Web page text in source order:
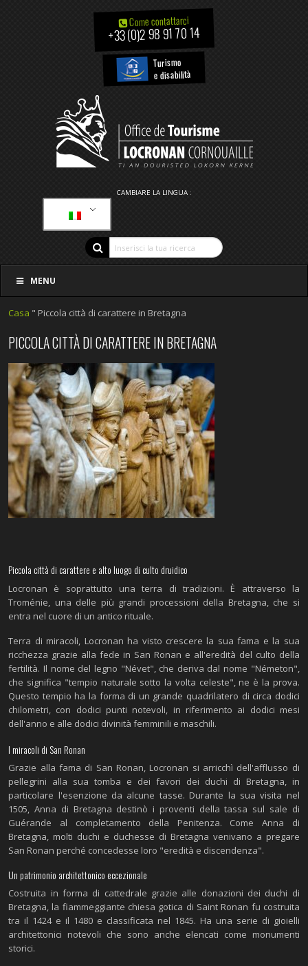
Come contattarci
+33 (0)2 98 91 70 14
Turismo
e disabilità
CAMBIARE LA LINGUA :
MENU
Casa " Piccola città di carattere in Bretagna
PICCOLA CITTÀ DI CARATTERE IN BRETAGNA
Piccola città di carattere e alto luogo di culto druidico
Locronan è soprattutto una terra di tradizioni. È attraverso la
Troménie, una delle più grandi processioni della Bretagna, che si
entra nel cuore di un antico rituale.
Terra di miracoli, Locronan ha visto crescere la sua fama e la sua
ricchezza grazie alla fede in San Ronan e all'eredità del culto della
fertilità. Il nome del legno "Névet", che deriva dal nome "Németon",
che significa "tempio naturale sotto la volta celeste", ne è la prova.
Questo tempio ha la forma di un grande quadrilatero di circa dodici
chilometri, con dodici punti notevoli, in riferimento ai dodici mesi
dell'anno e alle dodici divinità femminili e maschili.
I miracoli di San Ronan
Grazie alla fama di San Ronan, Locronan si arricchì dell'afflusso di
pellegrini alla sua tomba e dei favori dei duchi di Bretagna, in
particolare l'esenzione da alcune tasse. Durante la sua visita nel
1505, Anna di Bretagna destinò i proventi della tassa sul sale di
Guérande al completamento della Penitenza. Come Anna di
Bretagna, molti duchi e duchesse di Bretagna venivano a pregare
San Ronan perché concedesse loro "eredità e discendenza".
Un patrimonio architettonico eccezionale
Costruita in forma di cattedrale grazie alle donazioni dei duchi di
Bretagna, la fiammeggiante chiesa gotica di Saint Ronan fu costruita
tra il 1424 e il 1480 e classificata nel 1845. Ha una serie di gioielli
architettonici notevoli che sono anche elencati come monumenti
storici.